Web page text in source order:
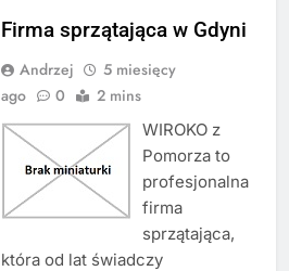
Firma sprzątająca w Gdyni
Andrzej
5 miesięcy
ago
0 2 mins
WIROKO z
Pomorza to
profesjonalna
firma
sprzątająca,
która od lat świadczy